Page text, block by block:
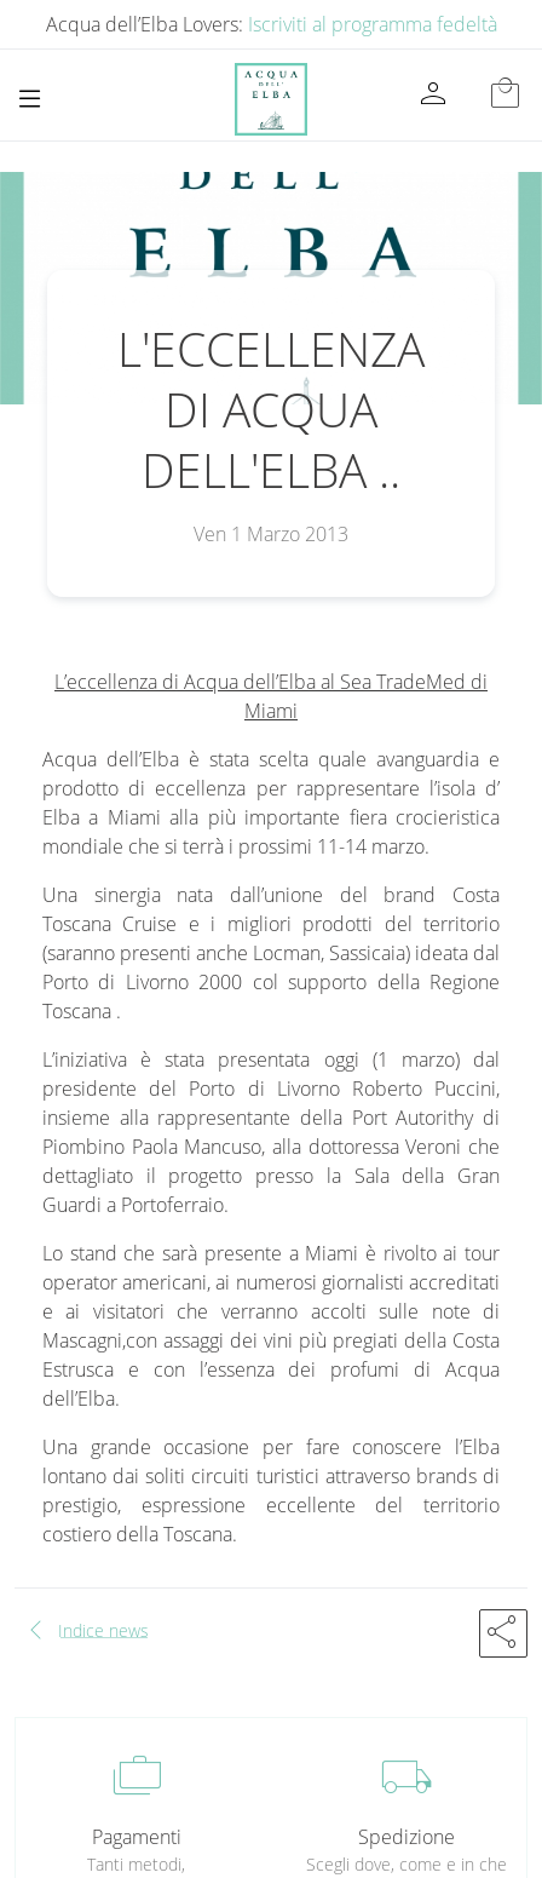
Acqua dell’Elba Lovers: Iscriviti al programma fedeltà
person local_mall
L'ECCELLENZA
DI ACQUA
DELL'ELBA ..
Ven 1 Marzo 2013
L’eccellenza di Acqua dell’Elba al Sea TradeMed di
Miami
Acqua dell’Elba è stata scelta quale avanguardia e
prodotto di eccellenza per rappresentare l’isola d’
Elba a Miami alla più importante fiera crocieristica
mondiale che si terrà i prossimi 11-14 marzo.
Una sinergia nata dall’unione del brand Costa
Toscana Cruise e i migliori prodotti del territorio
(saranno presenti anche Locman, Sassicaia) ideata dal
Porto di Livorno 2000 col supporto della Regione
Toscana .
L’iniziativa è stata presentata oggi (1 marzo) dal
presidente del Porto di Livorno Roberto Puccini,
insieme alla rappresentante della Port Autorithy di
Piombino Paola Mancuso, alla dottoressa Veroni che
dettagliato il progetto presso la Sala della Gran
Guardi a Portoferraio.
Lo stand che sarà presente a Miami è rivolto ai tour
operator americani, ai numerosi giornalisti accreditati
e ai visitatori che verranno accolti sulle note di
Mascagni,con assaggi dei vini più pregiati della Costa
Estrusca e con l’essenza dei profumi di Acqua
dell’Elba.
Una grande occasione per fare conoscere l’Elba
lontano dai soliti circuiti turistici attraverso brands di
prestigio, espressione eccellente del territorio
costiero della Toscana.
chevron_left Indice news share
cases
Pagamenti
Tanti metodi,
local_shipping
Spedizione
Scegli dove, come e in che